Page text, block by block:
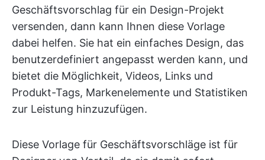
Geschäftsvorschlag für ein Design-Projekt
versenden, dann kann Ihnen diese Vorlage
dabei helfen. Sie hat ein einfaches Design, das
benutzerdefiniert angepasst werden kann, und
bietet die Möglichkeit, Videos, Links und
Produkt-Tags, Markenelemente und Statistiken
zur Leistung hinzuzufügen.
Diese Vorlage für Geschäftsvorschläge ist für